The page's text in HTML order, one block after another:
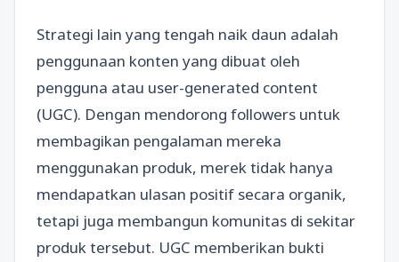
Strategi lain yang tengah naik daun adalah
penggunaan konten yang dibuat oleh
pengguna atau user-generated content
(UGC). Dengan mendorong followers untuk
membagikan pengalaman mereka
menggunakan produk, merek tidak hanya
mendapatkan ulasan positif secara organik,
tetapi juga membangun komunitas di sekitar
produk tersebut. UGC memberikan bukti